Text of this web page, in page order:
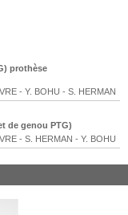
prothèse
- Y. BOHU - S. HERMAN
de genou PTG)
- S. HERMAN - Y. BOHU